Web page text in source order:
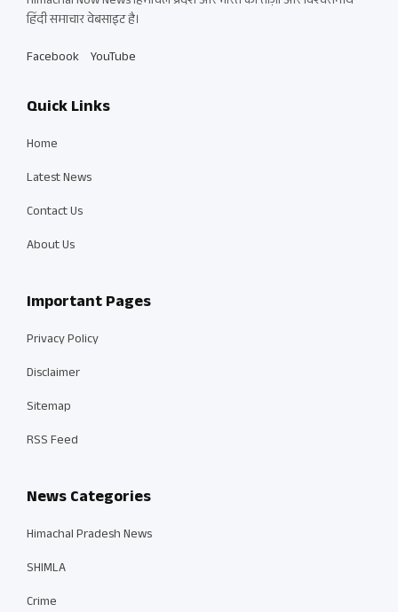
हिंदी समाचार वेबसाइट है।
Facebook YouTube
Quick Links
Home
Latest News
Contact Us
About Us
Important Pages
Privacy Policy
Disclaimer
Sitemap
RSS Feed
News Categories
Himachal Pradesh News
SHIMLA
Crime